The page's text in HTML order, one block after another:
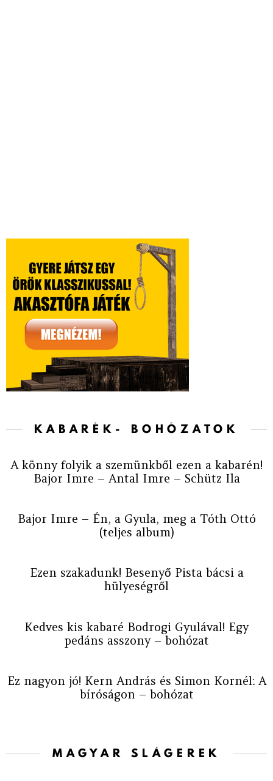
KABARÉK- BOHÓZATOK
A könny folyik a szemünkből ezen a kabarén!
Bajor Imre – Antal Imre – Schütz Ila
Bajor Imre – Én, a Gyula, meg a Tóth Ottó
(teljes album)
Ezen szakadunk! Besenyő Pista bácsi a
hülyeségről
Kedves kis kabaré Bodrogi Gyulával! Egy
pedáns asszony – bohózat
Ez nagyon jó! Kern András és Simon Kornél: A
bíróságon – bohózat
MAGYAR SLÁGEREK